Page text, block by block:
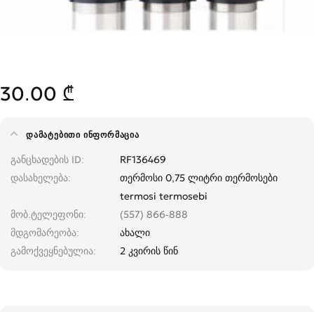
30.00 ₾
ᲓᲐᲛᲐᲢᲔᲑᲘᲗᲘ ᲘᲜᲤᲝᲠᲛᲐᲪᲘᲐ
განცხადების ID
RF136469
დასახელება
თერმოსი 0,75 ლიტრი თერმოსები
termosi termosebi
მობ.ტელეფონი
(557) 866-888
მდგომარეობა
ახალი
გამოქვეყნებულია
2 კვირის წინ